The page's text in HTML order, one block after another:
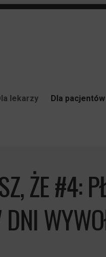
lekarzy Dla pacjentów
ŻE #4: